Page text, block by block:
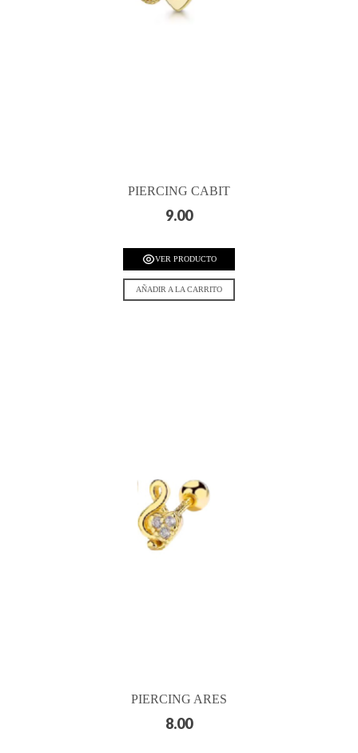
PIERCING CABIT
9.00
VER PRODUCTO
AÑADIR A LA CARRITO
PIERCING ARES
8.00